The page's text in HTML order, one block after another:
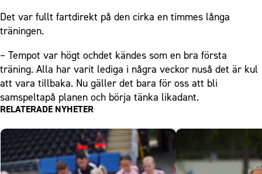
Det var fullt fartdirekt på den cirka en timmes långa
träningen.
– Tempot var högt ochdet kändes som en bra första
träning. Alla har varit lediga i några veckor nuså det är kul
att vara tillbaka. Nu gäller det bara för oss att bli
samspeltapå planen och börja tänka likadant.
RELATERADE NYHETER